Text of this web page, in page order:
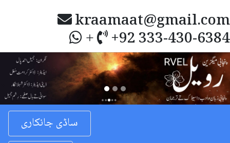
kraamaat@gmail.com
+ +92 333-430-6384
Previous
ساڈی جانکاری